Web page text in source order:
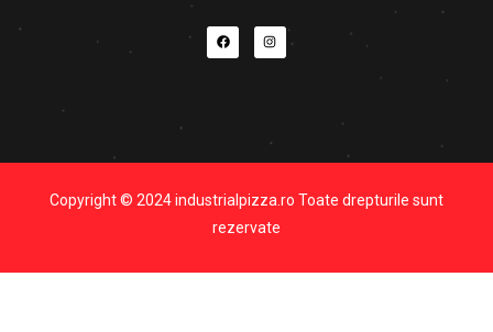
Copyright © 2024 industrialpizza.ro Toate drepturile sunt
rezervate